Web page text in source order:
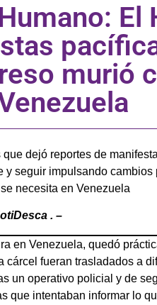
El
murió
dejó reportes de
seguir impulsando cambios
necesita en Venezuela
. –
en Venezuela, quedó
fueran trasladados a
un operativo policial y de
que intentaban informar lo